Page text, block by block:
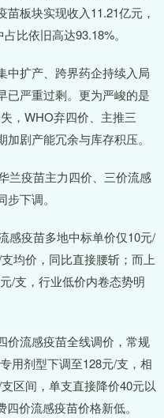
板块实现收入11.21亿元，
比依旧高达93.18%。
扩产、跨界药企持续入局
已严重过剩。更为严峻的是
，WHO弃四价、主推三
剧产能冗余与库存积压。
疫苗主力四价、三价流感
下调。
疫苗多地中标单价仅10元/
均价，同比直接腰斩；而上
/支，行业低价内卷态势明
流感疫苗全线调价，常规
用剂型下调至128元/支，相
区间，单支直接降价40元以
价流感疫苗价格新低。